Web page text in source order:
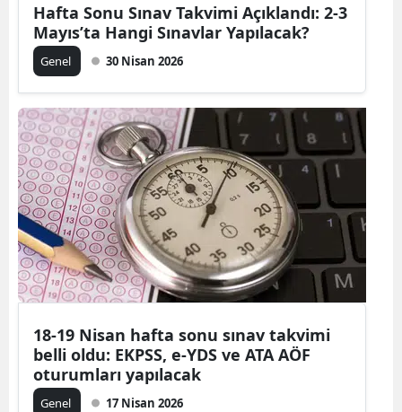
Hafta Sonu Sınav Takvimi Açıklandı: 2-3
Mayıs’ta Hangi Sınavlar Yapılacak?
Genel 30 Nisan 2026
18-19 Nisan hafta sonu sınav takvimi
belli oldu: EKPSS, e-YDS ve ATA AÖF
oturumları yapılacak
Genel 17 Nisan 2026